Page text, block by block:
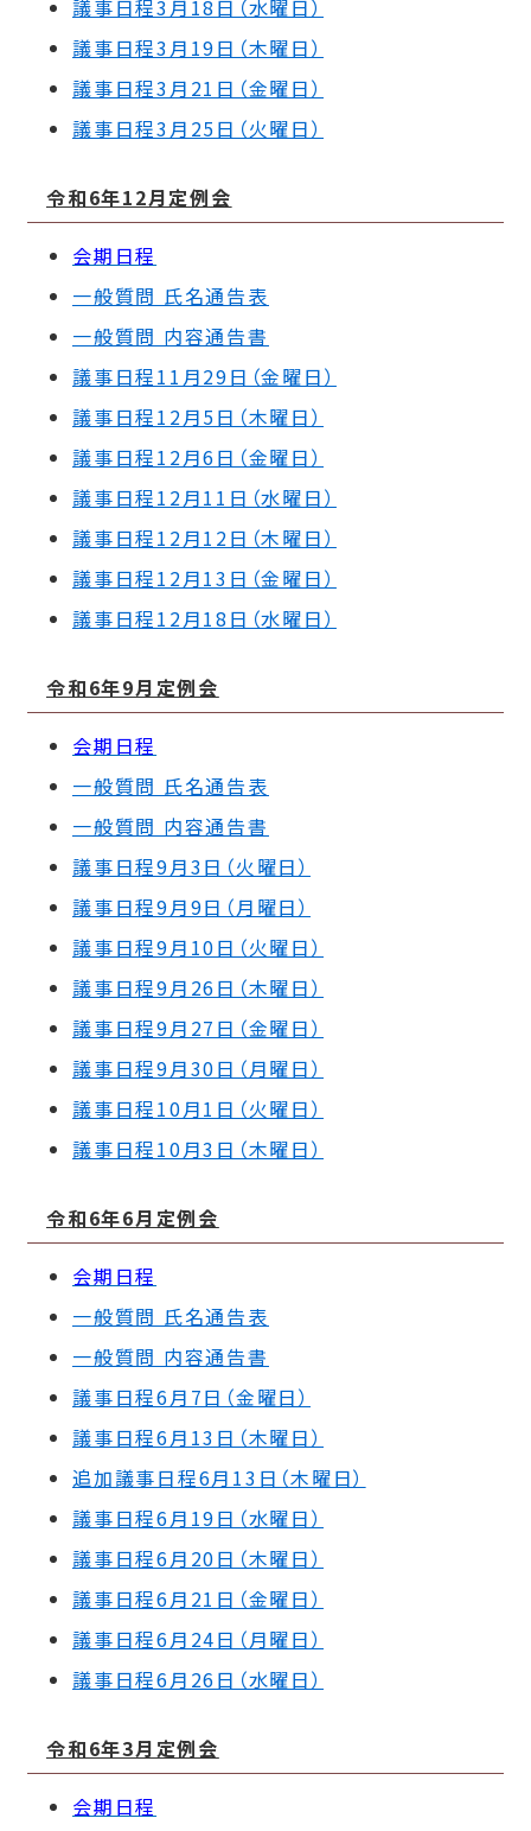
議事日程3月18日（水曜日）
議事日程3月19日（木曜日）
議事日程3月21日（金曜日）
議事日程3月25日（火曜日）
令和6年12月定例会
会期日程
一般質問 氏名通告表
一般質問 内容通告書
議事日程11月29日（金曜日）
議事日程12月5日（木曜日）
議事日程12月6日（金曜日）
議事日程12月11日（水曜日）
議事日程12月12日（木曜日）
議事日程12月13日（金曜日）
議事日程12月18日（水曜日）
令和6年9月定例会
会期日程
一般質問 氏名通告表
一般質問 内容通告書
議事日程9月3日（火曜日）
議事日程9月9日（月曜日）
議事日程9月10日（火曜日）
議事日程9月26日（木曜日）
議事日程9月27日（金曜日）
議事日程9月30日（月曜日）
議事日程10月1日（火曜日）
議事日程10月3日（木曜日）
令和6年6月定例会
会期日程
一般質問 氏名通告表
一般質問 内容通告書
議事日程6月7日（金曜日）
議事日程6月13日（木曜日）
追加議事日程6月13日（木曜日）
議事日程6月19日（水曜日）
議事日程6月20日（木曜日）
議事日程6月21日（金曜日）
議事日程6月24日（月曜日）
議事日程6月26日（水曜日）
令和6年3月定例会
会期日程